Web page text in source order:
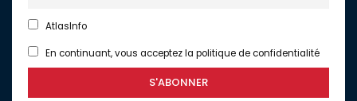
AtlasInfo
En continuant, vous acceptez la politique de confidentialité